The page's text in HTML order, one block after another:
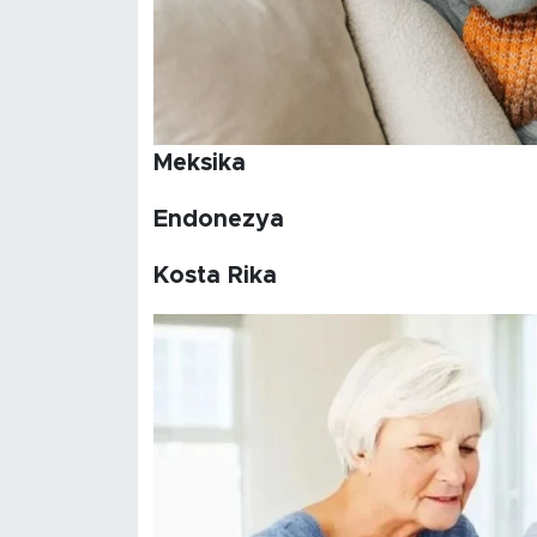
Meksika
Endonezya
Kosta Rika